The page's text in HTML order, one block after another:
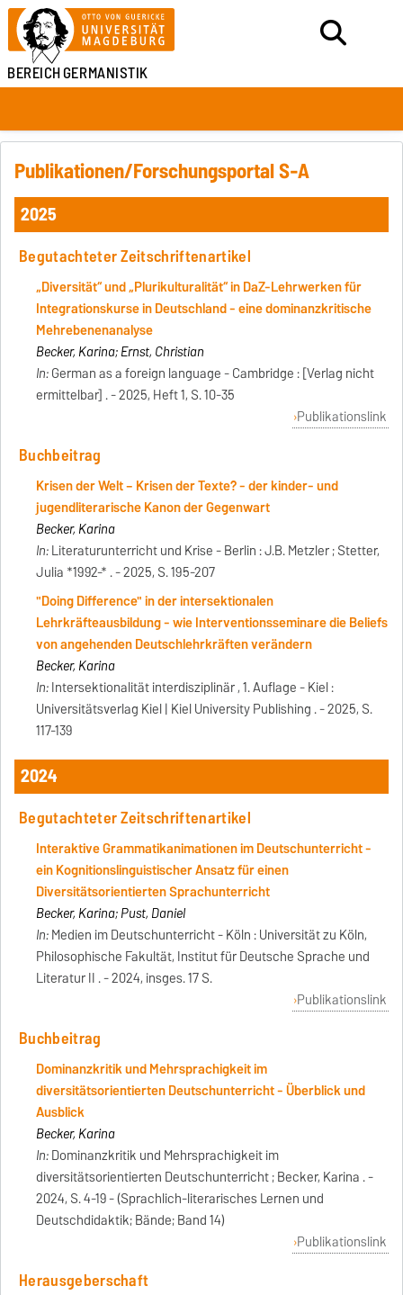
BEREICHGERMANISTIK
Publikationen/Forschungsportal S-A
2025
Begutachteter Zeitschriftenartikel
„Diversität“ und „Plurikulturalität“ in DaZ-Lehrwerken für
Integrationskurse in Deutschland - eine dominanzkritische
Mehrebenenanalyse
Becker, Karina; Ernst, Christian
In:German as a foreign language - Cambridge : [Verlag nicht
ermittelbar] . - 2025, Heft 1, S. 10-35
Publikationslink
Buchbeitrag
Krisen der Welt – Krisen der Texte? - der kinder- und
jugendliterarische Kanon der Gegenwart
Becker, Karina
In:Literaturunterricht und Krise - Berlin : J.B. Metzler ; Stetter,
Julia *1992-* . - 2025, S. 195-207
"Doing Difference" in der intersektionalen
Lehrkräfteausbildung - wie Interventionsseminare die Beliefs
von angehenden Deutschlehrkräften verändern
Becker, Karina
In:Intersektionalität interdisziplinär , 1. Auflage - Kiel :
Universitätsverlag Kiel | Kiel University Publishing . - 2025, S.
117-139
2024
Begutachteter Zeitschriftenartikel
Interaktive Grammatikanimationen im Deutschunterricht -
ein Kognitionslinguistischer Ansatz für einen
Diversitätsorientierten Sprachunterricht
Becker, Karina; Pust, Daniel
In:Medien im Deutschunterricht - Köln : Universität zu Köln,
Philosophische Fakultät, Institut für Deutsche Sprache und
Literatur II . - 2024, insges. 17 S.
Publikationslink
Buchbeitrag
Dominanzkritik und Mehrsprachigkeit im
diversitätsorientierten Deutschunterricht - Überblick und
Ausblick
Becker, Karina
In:Dominanzkritik und Mehrsprachigkeit im
diversitätsorientierten Deutschunterricht ; Becker, Karina . -
2024, S. 4-19 - (Sprachlich-literarisches Lernen und
Deutschdidaktik; Bände; Band 14)
Publikationslink
Herausgeberschaft